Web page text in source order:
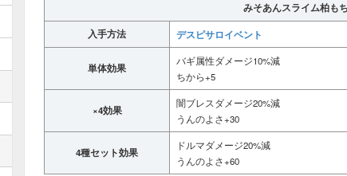
みそあんスライム柏も
入手方法
デスピサロイベント
単体効果
バギ属性ダメージ10%減
ちから+5
×4効果
闇ブレスダメージ20%減
うんのよさ+30
4種セット効果
ドルマダメージ20%減
うんのよさ+60